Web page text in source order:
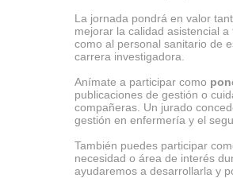
La jornada pondrá en valor
mejorar la calidad asistencial a
como al personal sanitario de
carrera investigadora.
Anímate a participar como
publicaciones de gestión o
compañeras. Un jurado
gestión en enfermería y el
También puedes participar
necesidad o área de interés
ayudaremos a desarrollarla y